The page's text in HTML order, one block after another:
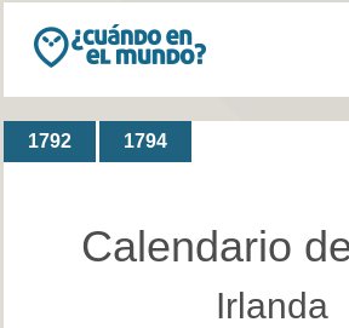
1792 1794
Calendario
Irlanda